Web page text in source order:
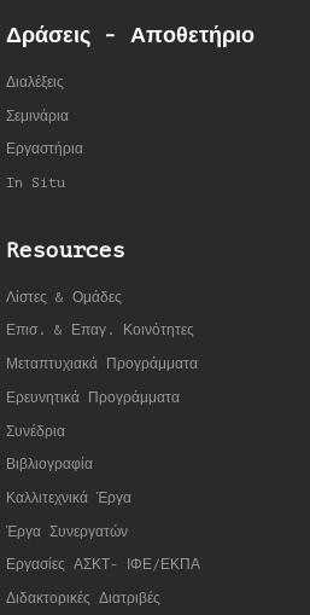
Δράσεις - Αποθετήριο
Διαλέξεις
Σεμινάρια
Εργαστήρια
In Situ
Resources
Λίστες & Ομάδες
Επισ. & Επαγ. Κοινότητες
Μεταπτυχιακά Προγράμματα
Ερευνητικά Προγράμματα
Συνέδρια
Βιβλιογραφία
Καλλιτεχνικά Έργα
Έργα Συνεργατών
Εργασίες ΑΣΚΤ- ΙΦΕ/ΕΚΠΑ
Διδακτορικές Διατριβές